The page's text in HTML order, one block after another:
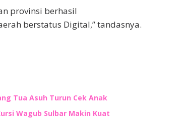
provinsi berhasil
berstatus Digital,” tandasnya.
Tua Asuh Turun Cek Anak
Wagub Sulbar Makin Kuat